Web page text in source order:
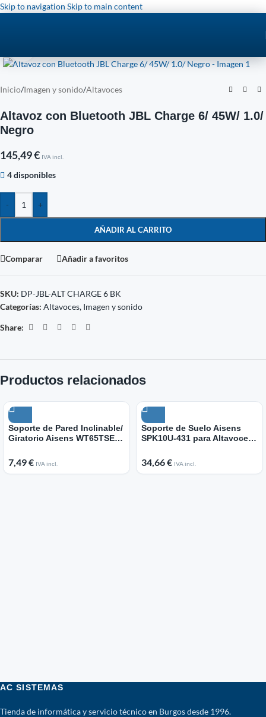
Skip to navigation Skip to main content
Inicio/Imagen y sonido/Altavoces
Altavoz con Bluetooth JBL Charge 6/ 45W/ 1.0/
Negro
145,49€ IVA incl.
4 disponibles
- +
AÑADIR AL CARRITO
Comparar Añadir a favoritos
SKU: DP-JBL-ALT CHARGE 6 BK
Categorías: Altavoces, Imagen y sonido
Share:
Productos relacionados
Soporte de Pared Inclinable/
Giratorio Aisens WT65TSE-
30kg
7,49€ IVA incl.
Soporte de Suelo Aisens
SPK10U-431 para Altavoces/
34,66€ IVA incl.
AC SISTEMAS
Tienda de informática y servicio técnico en Burgos desde 1996.